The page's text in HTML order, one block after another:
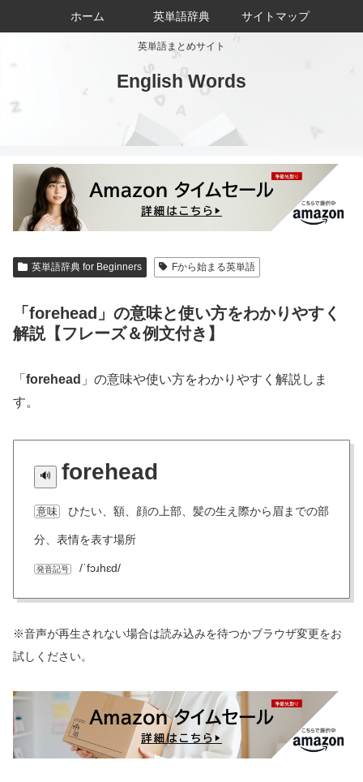
英単語まとめサイト
English Words
ホーム 英単語辞典 サイトマップ
英単語辞典 for Beginners Fから始まる英単語
「forehead」の意味と使い方をわかりやすく
解説【フレーズ＆例文付き】
「 forehead 」の意味や使い方をわかりやすく解説しま
す。
forehead
意味 ひたい、額、顔の上部、髪の生え際から眉までの部
分、表情を表す場所
発音記号 /ˈfɔɹhɛd/
※音声が再生されない場合は読み込みを待つかブラウザ変更をお
試しください。